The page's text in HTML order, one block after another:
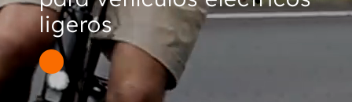
Linkedin
ENG
ligeros